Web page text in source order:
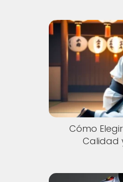
Cómo
Calidad